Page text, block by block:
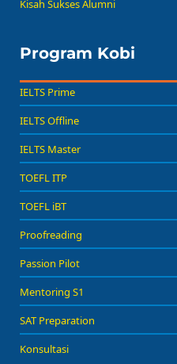
Kisah Sukses Alumni
Program Kobi
IELTS Prime
IELTS Offline
IELTS Master
TOEFL ITP
TOEFL iBT
Proofreading
Passion Pilot
Mentoring S1
SAT Preparation
Konsultasi